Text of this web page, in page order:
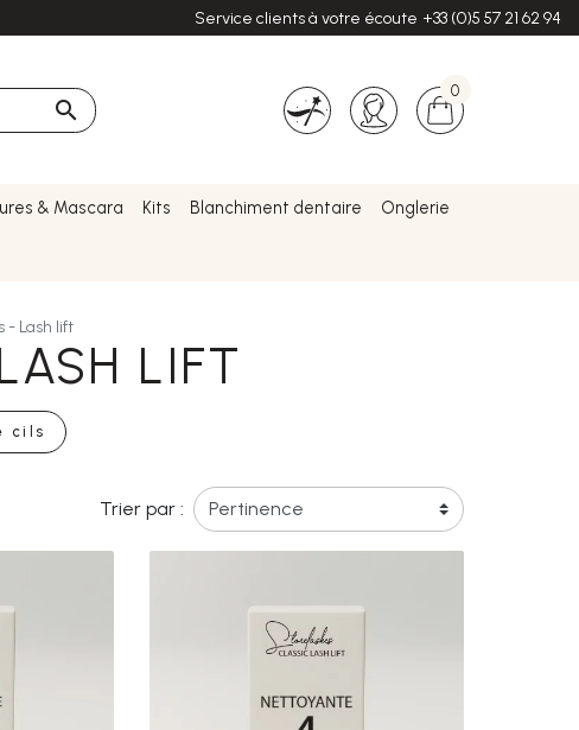
Service clients à votre écoute +33 (0)5 57 21 62 94

0
& Mascara Kits Blanchiment dentaire Onglerie
- Lash lift
LIFT
cils
Trier par :